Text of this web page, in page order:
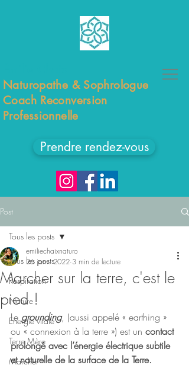
Naturopathe & Sophrologue
Coach Reconversion
Professionnelle
Prendre rendez-vous
Post
Tous les posts
Respiration
Nature
Energie vitale
Terre Mère
Marcher
Tous les posts
Marcher sur la terre, c'est le
pied !
emiliechaixnaturo
26 janv. 2022 3 min de lecture
Le grounding, (aussi appelé « earthing »
ou « connexion à la terre ») est un contact
prolongé avec l’énergie électrique subtile
et naturelle de la surface de la Terre.